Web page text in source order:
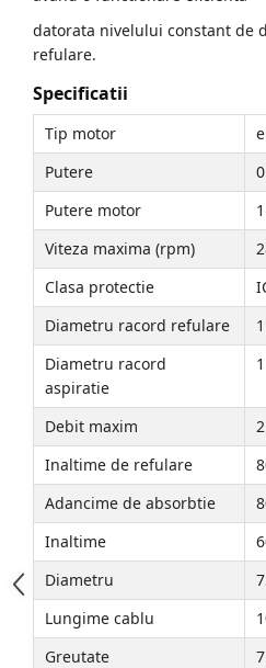
datorata nivelului constant de
refulare.
Specificatii
Tip motor
Putere
Putere motor
Viteza maxima (rpm)
Clasa protectie
Diametru racord refulare
Diametru racord
aspiratie
Debit maxim
Inaltime de refulare
Adancime de absorbtie
Inaltime
Diametru
Lungime cablu
Greutate